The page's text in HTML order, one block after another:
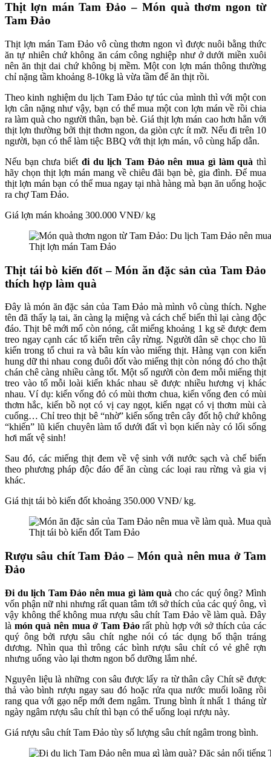
Thịt lợn mán Tam Đảo – Món quà thơm ngon từ
Tam Đảo
Thịt lợn mán Tam Đảo vô cùng thơm ngon vì được nuôi bằng thức
ăn tự nhiên chứ không ăn cám công nghiệp như ở dưới miền xuôi
nên ăn thịt dai chứ không bị mềm. Một con lợn mán thông thường
chỉ nặng tầm khoảng 8-10kg là vừa tầm để ăn thịt rồi.
Theokinh nghiệm du lịch Tam Đảo tự túccủa mình thì với một con
lợn cân nặng như vậy, bạn có thể mua một con lợn mán về rồi chia
ra làm quà cho người thân, bạn bè. Giá thịt lợn mán cao hơn hẳn với
thịt lợn thường bởi thịt thơm ngon, da giòn cực ít mỡ. Nếu đi trên 10
người, bạn có thể làm tiệc BBQ với thịt lợn mán, vô cùng hấp dẫn.
Nếu bạn chưa biết đi du lịch Tam Đảo nên mua gì làm quà thì
hãy chọn thịt lợn mán mang về chiêu đãi bạn bè, gia đình. Để mua
thịt lợn mán bạn có thể mua ngay tại nhà hàng mà bạn ăn uống hoặc
ra chợ Tam Đảo.
Giá lợn mán khoảng 300.000 VNĐ/ kg
Thịt lợn mán Tam Đảo
Thịt tái bò kiến đốt – Món ăn đặc sản của Tam Đảo
thích hợp làm quà
Đây là món ăn đặc sản của Tam Đảo mà mình vô cùng thích. Nghe
tên đã thấy lạ tai, ăn càng lạ miệng và cách chế biến thì lại càng độc
đáo. Thịt bê mới mổ còn nóng, cắt miếng khoảng 1 kg sẽ được đem
treo ngay cạnh các tổ kiến trên cây rừng. Người dân sẽ chọc cho lũ
kiến trong tổ chui ra và bâu kín vào miếng thịt. Hàng vạn con kiến
hung dữ thi nhau cong đuôi đốt vào miếng thịt còn nóng đó cho thật
chán chê càng nhiều càng tốt. Một số người còn đem mỗi miếng thịt
treo vào tổ mỗi loài kiến khác nhau sẽ được nhiều hương vị khác
nhau. Ví dụ: kiến vống đỏ có mùi thơm chua, kiến vống đen có mùi
thơm hắc, kiến bồ nọt có vị cay ngọt, kiến ngạt có vị thơm mùi cà
cuống… Chỉ treo thịt bê “nhờ” kiến sống trên cây đốt hộ chứ không
“khiến” lũ kiến chuyên làm tổ dưới đất vì bọn kiến này có lối sống
hơi mất vệ sinh!
Sau đó, các miếng thịt đem về vệ sinh với nước sạch và chế biến
theo phương pháp độc đáo để ăn cùng các loại rau rừng và gia vị
khác.
Giá thịt tái bò kiến đốt khoảng 350.000 VNĐ/ kg.
Thịt tái bò kiến đốt Tam Đảo
Rượu sâu chít Tam Đảo – Món quà nên mua ở Tam
Đảo
Đi du lịch Tam Đảo nên mua gì làm quà cho các quý ông? Mình
vốn phận nữ nhi nhưng rất quan tâm tới sở thích của các quý ông, vì
vậy không thể không mua rượu sâu chít Tam Đảovề làm quà. Đây
là món quà nên mua ở Tam Đảorất phù hợp với sở thích của các
quý ông bởi rượu sâu chít nghe nói có tác dụng bổ thận tráng
dương. Nhìn qua thì trông các bình rượu sâu chít có vẻ ghê rợn
nhưng uống vào lại thơm ngon bổ dưỡng lắm nhé.
Nguyên liệu là những con sâu được lấy ra từ thân cây Chít sẽ được
thả vào bình rượu ngay sau đó hoặc rửa qua nước muối loãng rồi
rang qua với gạo nếp mới đem ngâm. Trung bình ít nhất 1 tháng từ
ngày ngâm rượu sâu chít thì bạn có thể uống loại rượu này.
Giá rượu sâu chít Tam Đảo tùy số lượng sâu chít ngâm trong bình.